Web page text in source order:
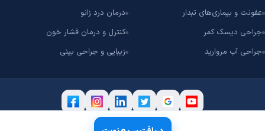
عفونت و بیماری‌های تبدار
درمان درد زانو
جراحی دیسک کمر
کنترل و درمان فشار خون
جراحی آب مروارید
زیبایی و جراحی بینی